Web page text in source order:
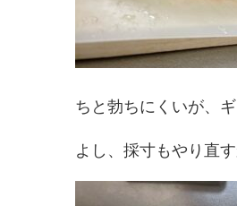
ちと勃ちにくいが、
よし、採寸もやり直す